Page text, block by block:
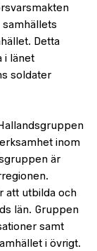
Detta
i länet
soldater
inom
är
att utbilda och
län. Gruppen
samt
i övrigt.